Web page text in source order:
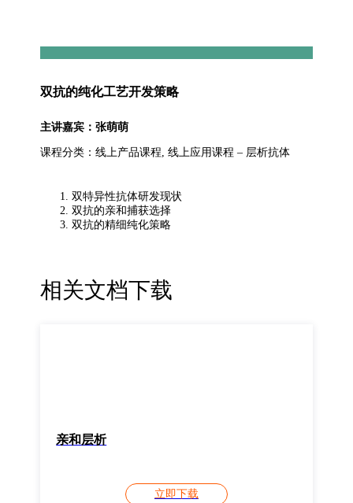
双抗的纯化工艺开发策略
主讲嘉宾：张萌萌
课程分类：线上产品课程, 线上应用课程 – 层析抗体
双特异性抗体研发现状
双抗的亲和捕获选择
双抗的精细纯化策略
相关文档下载
亲和层析
立即下载